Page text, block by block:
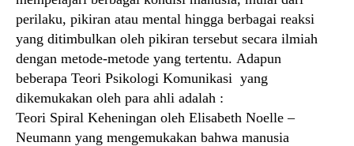
perilaku, pikiran atau mental hingga berbagai reaksi
yang ditimbulkan oleh pikiran tersebut secara ilmiah
dengan metode-metode yang tertentu. Adapun
beberapa Teori Psikologi Komunikasi yang
dikemukakan oleh para ahli adalah :
Teori Spiral Keheningan oleh Elisabeth Noelle –
Neumann yang mengemukakan bahwa manusia